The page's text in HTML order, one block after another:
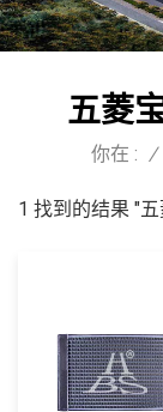
五菱
你在 : /
1 找到的结果 "